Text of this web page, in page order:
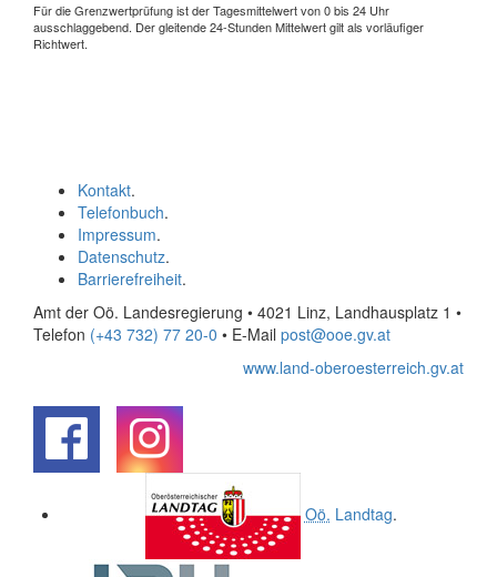
Für die Grenzwertprüfung ist der Tagesmittelwert von 0 bis 24 Uhr
ausschlaggebend. Der gleitende 24-Stunden Mittelwert gilt als vorläufiger
Richtwert.
Kontakt.
Telefonbuch.
Impressum.
Datenschutz.
Barrierefreiheit.
Amt der Oö. Landesregierung • 4021 Linz, Landhausplatz 1 •
Telefon (+43 732) 77 20-0 • E-Mail post@ooe.gv.at
www.land-oberoesterreich.gv.at
Oö. Landtag.